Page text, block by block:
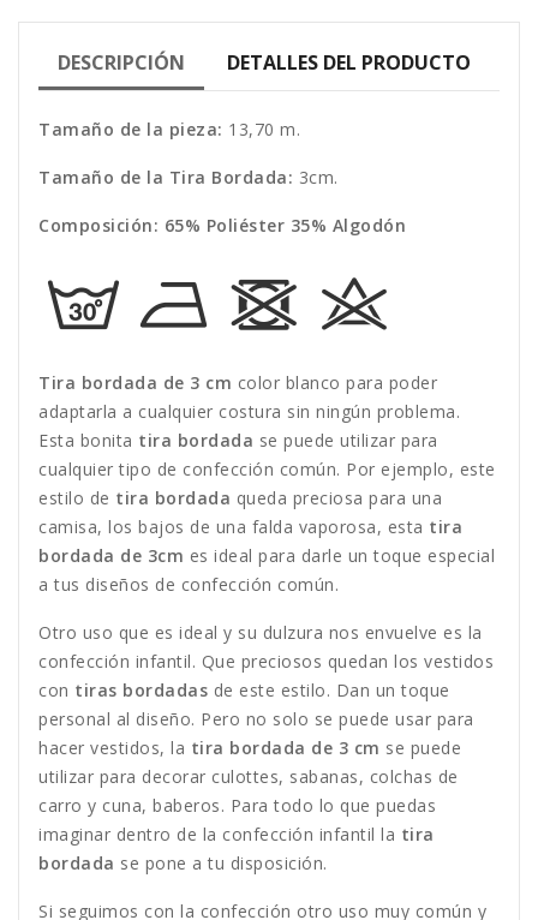
DESCRIPCIÓN DETALLES DEL PRODUCTO
Tamaño de la pieza: 13,70 m.
Tamaño de la Tira Bordada: 3cm.
Composición: 65% Poliéster 35% Algodón
Tira bordada de 3 cm color blanco para poder
adaptarla a cualquier costura sin ningún problema.
Esta bonita tira bordada se puede utilizar para
cualquier tipo de confección común. Por ejemplo, este
estilo de tira bordada queda preciosa para una
camisa, los bajos de una falda vaporosa, esta tira
bordada de 3cm es ideal para darle un toque especial
a tus diseños de confección común.
Otro uso que es ideal y su dulzura nos envuelve es la
confección infantil. Que preciosos quedan los vestidos
con tiras bordadas de este estilo. Dan un toque
personal al diseño. Pero no solo se puede usar para
hacer vestidos, la tira bordada de 3 cm se puede
utilizar para decorar culottes, sabanas, colchas de
carro y cuna, baberos. Para todo lo que puedas
imaginar dentro de la confección infantil la tira
bordada se pone a tu disposición.
Si seguimos con la confección otro uso muy común y